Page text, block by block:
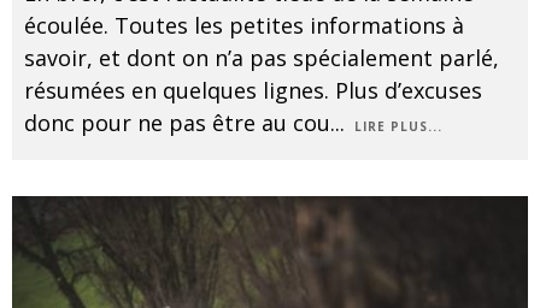
écoulée. Toutes les petites informations à
savoir, et dont on n’a pas spécialement parlé,
résumées en quelques lignes. Plus d’excuses
donc pour ne pas être au cou... LIRE PLUS...